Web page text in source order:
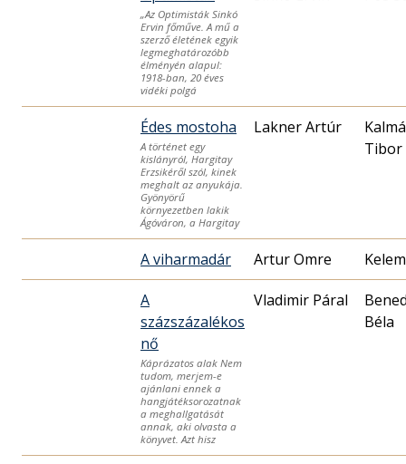
„Az Optimisták Sinkó
Ervin főműve. A mű a
szerző életének egyik
legmeghatározóbb
élményén alapul:
1918-ban, 20 éves
vidéki polgá
Édes mostoha
A történet egy
kislányról, Hargitay
Erzsikéről szól, kinek
meghalt az anyukája.
Gyönyörű
környezetben lakik
Ágóváron, a Hargitay
Lakner Artúr
Tibor
A viharmadár Artur Omre
A
százszázalékos
nő
Káprázatos alak Nem
tudom, merjem-e
ajánlani ennek a
hangjátéksorozatnak
a meghallgatását
annak, aki olvasta a
könyvet. Azt hisz
Vladimir Páral
Béla